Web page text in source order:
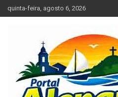
to
quinta-feira, agosto 6, 2026